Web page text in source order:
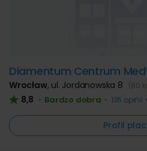
Diamentum Centrum
Wrocław, ul. Jordanowska 8 (80
8,8 • Bardzo dobra • 136 opinii
Profil